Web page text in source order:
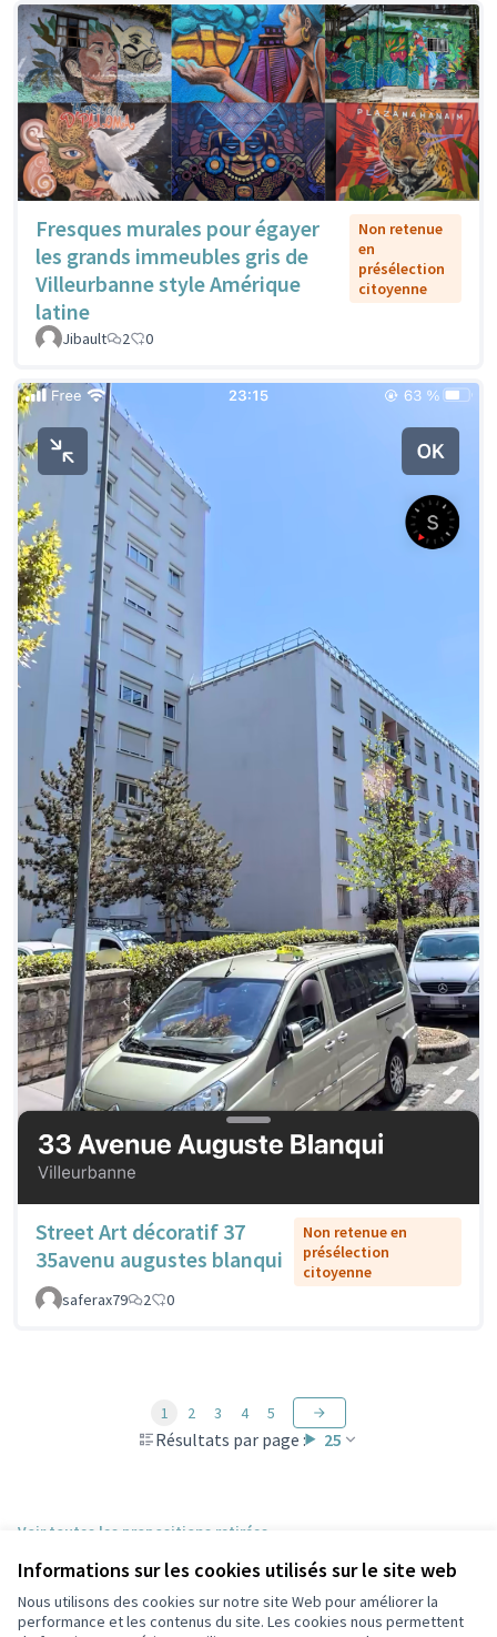
Informations sur les cookies utilisés sur le site web
Nous utilisons des cookies sur notre site Web pour améliorer la
performance et les contenus du site. Les cookies nous permettent
Fresques murales pour égayer
les grands immeubles gris de
Villeurbanne style Amérique
latine
Non retenue
en
présélection
citoyenne
Jibault 2 0
Street Art décoratif 37
35avenu augustes blanqui
Non retenue en
présélection
citoyenne
saferax79
2 0
Résultats par page : 25
1 2 3 4 5
Voir toutes les propositions retirées
Conditions d'utilisation
Paramètres des cookies